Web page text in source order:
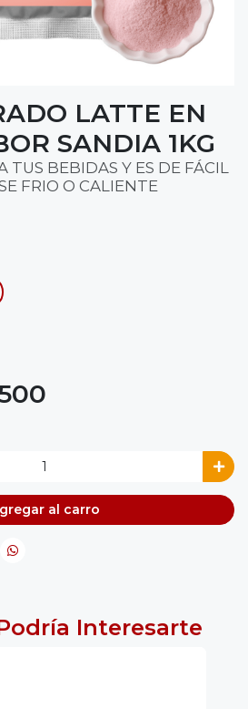
LATTE EN
SANDIA 1KG
TUS BEBIDAS Y ES DE FÁCIL
FRIO O CALIENTE
al carro
Interesarte